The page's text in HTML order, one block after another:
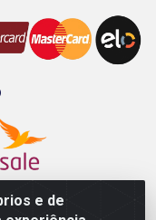
e de